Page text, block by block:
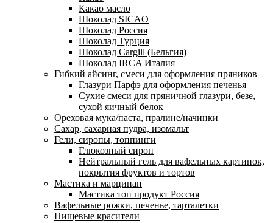
Какао масло
Шоколад SICAO
Шоколад Россия
Шоколад Турция
Шоколад Cargill (Бельгия)
Шоколад IRCA Италия
Гибкий айсинг, смеси для оформления пряников
Глазури Парфэ для оформления печенья
Сухие смеси для пряничной глазури, безе,
сухой яичный белок
Ореховая мука/паста, пралине/начинки
Сахар, сахарная пудра, изомальт
Гели, сиропы, топпинги
Глюкозный сироп
Нейтральный гель для вафельных картинок,
покрытия фруктов и тортов
Мастика и марципан
Мастика топ продукт Россия
Вафельные рожки, печенье, тарталетки
Пищевые красители